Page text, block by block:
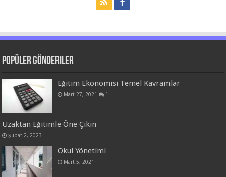
Popüler Gönderiler
Eğitim Ekonomisi Temel Kavramlar
Mart 27, 2021 1
Uzaktan Eğitimle Öne Çıkın
Şubat 2, 2023
Okul Yönetimi
Mart 5, 2021